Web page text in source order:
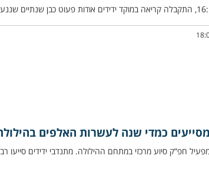
מסייעים כמדי שנה לעשרות האלפים
מפעיל חפ”ק סיוע מרכזי במתחם ההילולה. מתנדבי ידידים